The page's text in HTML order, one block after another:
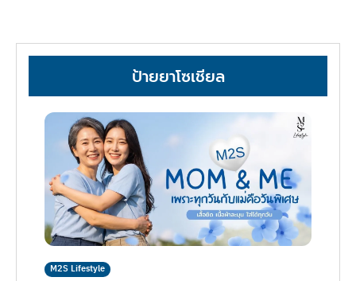
ป้ายยาโซเชียล
M2S Lifestyle